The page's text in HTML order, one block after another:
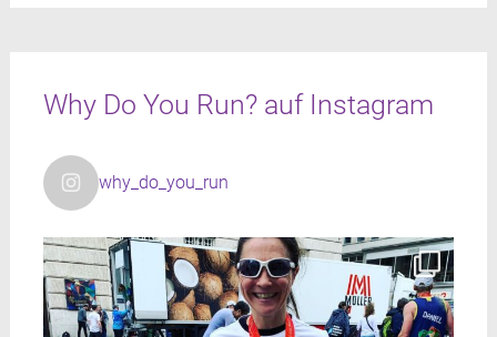
Why Do You Run? auf Instagram
why_do_you_run